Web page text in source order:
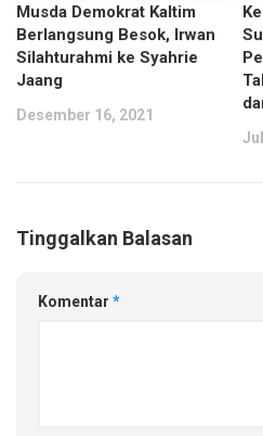
Musda Demokrat Kaltim
Berlangsung Besok, Irwan
Silahturahmi ke Syahrie
Jaang
Desember 16, 2021
Tinggalkan Balasan
Komentar *